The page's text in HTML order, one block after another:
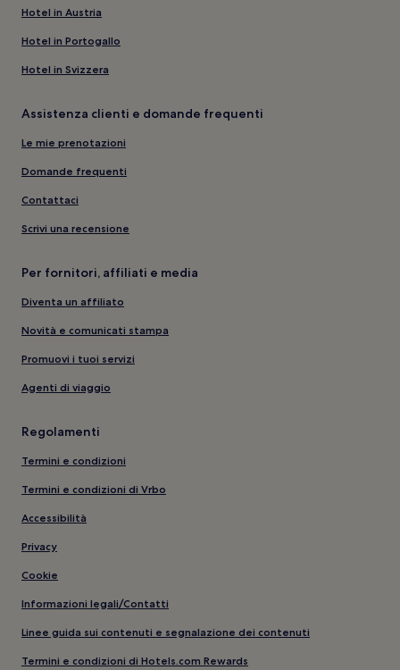
Hotel in Austria
Hotel in Portogallo
Hotel in Svizzera
Assistenza clienti e domande frequenti
Le mie prenotazioni
Domande frequenti
Contattaci
Scrivi una recensione
Per fornitori, affiliati e media
Diventa un affiliato
Novità e comunicati stampa
Promuovi i tuoi servizi
Agenti di viaggio
Regolamenti
Termini e condizioni
Termini e condizioni di Vrbo
Accessibilità
Privacy
Cookie
Informazioni legali/Contatti
Linee guida sui contenuti e segnalazione dei contenuti
Termini e condizioni di Hotels.com Rewards